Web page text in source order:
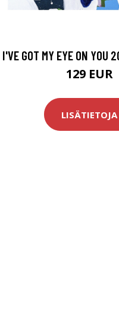
I'VE GOT MY EYE ON YOU
129 EUR
LISÄTIETOJA